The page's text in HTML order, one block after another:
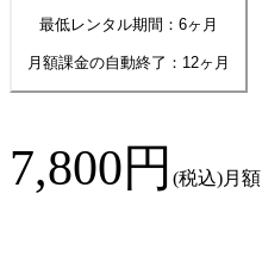
最低レンタル期間：6ヶ月
月額課金の自動終了： 12ヶ月
7,800円 (税込)月額